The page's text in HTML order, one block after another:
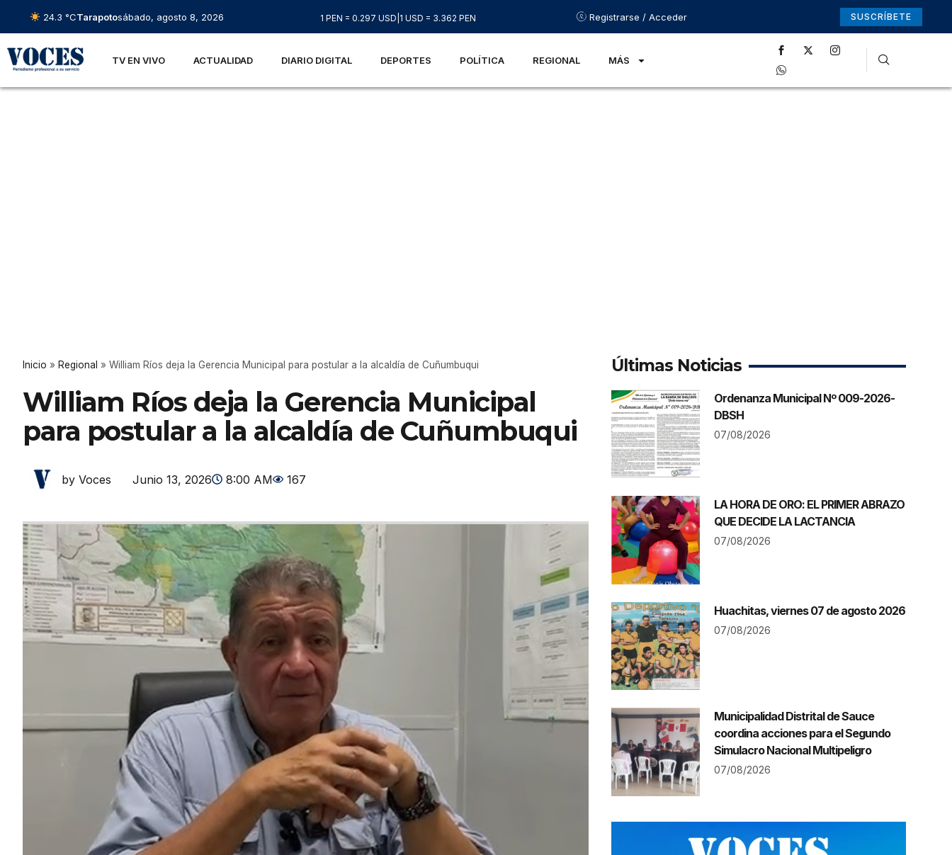
24.3 °CTarapotosábado, agosto 8, 2026 1 PEN = 0.297 USD 1 USD = 3.362 PEN Registrarse / Acceder SUSCRÍBETE
TV EN VIVO ACTUALIDAD DIARIO DIGITAL DEPORTES POLÍTICA REGIONAL MÁS
Inicio » Regional » William Ríos deja la Gerencia Municipal para postular a la alcaldía de Cuñumbuqui
William Ríos deja la Gerencia Municipal
para postular a la alcaldía de Cuñumbuqui
by Voces Junio 13, 2026 8:00 AM 167
Últimas Noticias
Ordenanza Municipal Nº 009-2026-
DBSH
07/08/2026
LA HORA DE ORO: EL PRIMER ABRAZO
QUE DECIDE LA LACTANCIA
07/08/2026
Huachitas, viernes 07 de agosto 2026
07/08/2026
Municipalidad Distrital de Sauce
coordina acciones para el Segundo
Simulacro Nacional Multipeligro
07/08/2026